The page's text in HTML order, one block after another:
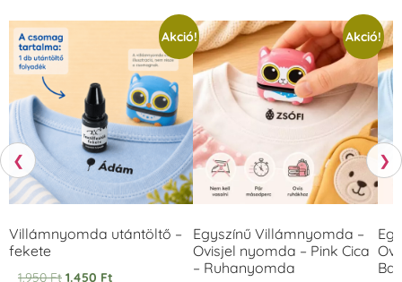
❮
Akció!
Villámnyomda utántöltő –
fekete
1.950Ft 1.450 Ft
Akció!
Egyszínű Villámnyomda –
Ovisjel nyomda – Pink Cica
– Ruhanyomda
❯